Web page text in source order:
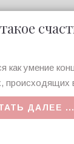
как умение
происходящих
ДАЛЕЕ ...